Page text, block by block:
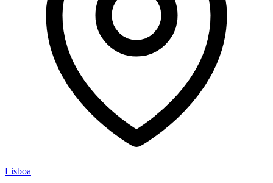
Lisboa